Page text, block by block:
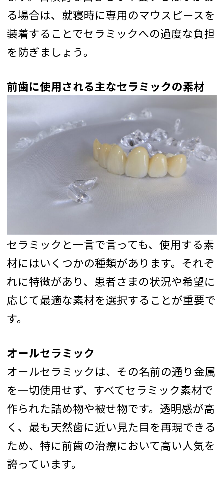
る場合は、就寝時に専用のマウスピースを
装着することでセラミックへの過度な負担
を防ぎましょう。
前歯に使用される主なセラミックの素材
セラミックと一言で言っても、使用する素
材にはいくつかの種類があります。それぞ
れに特徴があり、患者さまの状況や希望に
応じて最適な素材を選択することが重要で
す。
オールセラミック
オールセラミックは、その名前の通り金属
を一切使用せず、すべてセラミック素材で
作られた詰め物や被せ物です。透明感が高
く、最も天然歯に近い見た目を再現できる
ため、特に前歯の治療において高い人気を
誇っています。